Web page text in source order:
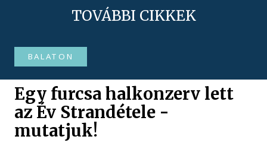
TOVÁBBI CIKKEK
BALATON
Egy furcsa halkonzerv lett
az Év Strandétele -
mutatjuk!